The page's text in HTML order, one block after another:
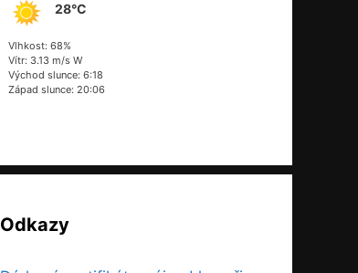
28°C
Vlhkost: 68%
Vítr: 3.13 m/s W
Východ slunce: 6:18
Západ slunce: 20:06
Odkazy